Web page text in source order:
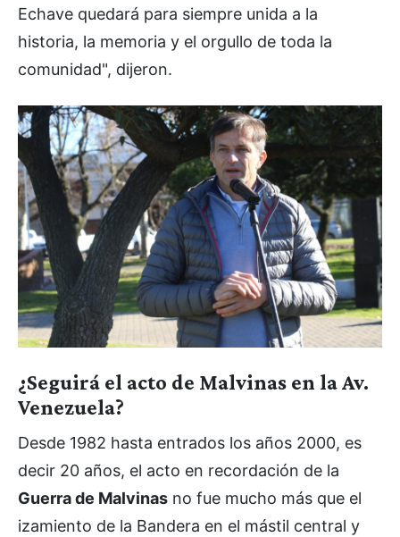
Echave quedará para siempre unida a la
historia, la memoria y el orgullo de toda la
comunidad", dijeron.
¿Seguirá el acto de Malvinas en la Av.
Venezuela?
Desde 1982 hasta entrados los años 2000, es
decir 20 años, el acto en recordación de la
Guerra de Malvinas no fue mucho más que el
izamiento de la Bandera en el mástil central y